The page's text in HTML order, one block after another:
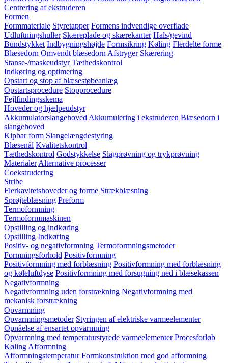
Centrering af ekstruderen
Formen
Formmateriale Styretapper Formens indvendige overflade
Udluftningshuller Skæreplade og skærekanter Hals/gevind
Bundstykket Indbygningshøjde Formsikring Køling Flerdelte forme
Blæsedorn Omvendt blæsedorn Afstryger Skærering
Stanse-/maskeudstyr Tæthedskontrol
Indkøring og optimering
Opstart og stop af blæsestøbeanlæg
Opstartsprocedure Stopprocedure
Fejlfindingsskema
Hoveder og hjælpeudstyr
Akkumulatorslangehoved Akkumulering i ekstruderen Blæsedorn i
slangehoved
Kipbar form Slangelængdestyring
Blæsenål Kvalitetskontrol
Tæthedskontrol Godstykkelse Slagprøvning og trykprøvning
Materialer Alternative processer
Coekstrudering
Stribe
Flerkavitetshoveder og forme Strækblæsning
Sprøjteblæsning Preform
Termoformning
Termoformmaskinen
Opstilling og indkøring
Opstilling Indkøring
Positiv- og negativformning Termoformningsmetoder
Formningsforhold Positivformning
Positivformning med forblæsning Positivformning med forblæsning
og køleluftdyse Positivformning med forsugning ned i blæsekassen
Negativformning
Negativformning uden forstrækning Negativformning med
mekanisk forstrækning
Opvarmning
Opvarmningsmetoder Styringen af elektriske varmeelementer
Opnåelse af ensartet opvarmning
Opvarmning med temperaturstyrede varmeelementer Procesforløb
Køling Afformning
Afformningstemperatur Formkonstruktion med god afformning